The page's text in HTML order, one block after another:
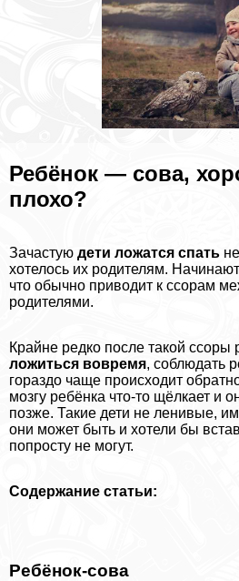
Ребёнок — сова,
плохо?
Зачастую дети ложатся спать
хотелось их родителям.
что обычно приводит к ссорам
родителями.
Крайне редко после такой ссоры
ложиться вовремя, соблюдать
гораздо чаще происходит
мозгу ребёнка что-то щёлкает и
позже. Такие дети не ленивые, им
они может быть и хотели бы
попросту не могут.
Содержание статьи:
Ребёнок-сова